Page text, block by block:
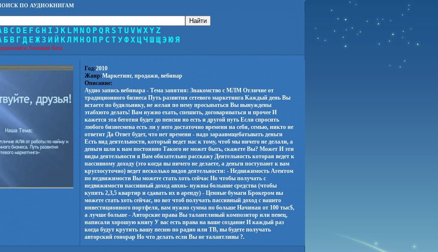
ПО АУДИОКНИГАМ
B C D E F G H I J K L M N O P Q R S T U V WXYZ
Б В Г Д Е Ж З И Й КЛ М Н О П Р С Т УФХ ЦЧ Ш Щ Э ЮЯ
большая база.
Год:2010
Жанр:Маркетинг, продажи, вебинар
Описание:
Аудио запись вебинара - Тема занятия: Знакомство с МЛМ Отличие от
традиционного бизнеса Путь развития сетевого маркетинга Каждый день Вы
встаете по будильнику, не желая по нему просыпаться Вы вынуждены
этабхюто делать! Вам нужно ехать, спешить, договариваться и прочее И
кажется эта беготня будет до пенсии но есть и другой путь Если спросить
любого бизнесмена есть ли у него достаточно времени на себя, семью, никто не
ответит Да Ответ будет, что нет времени - надо зараавмщебатывать деньги
Есть вид деятельности, который ведет нас к тому, чтоб мы ничего не делали, а
деньги шли к нам постоянно Такого не может быть, скажете Вы? Может И эти
виды деятельности я Вам обязательно расскажу Деятельность которая ведет к
пассивному доходу (это когда вы ничего не делаете, а деньги поступают к вам
круглосуточно) ведет несколько видов деятельности: - Недвижимость Агентом
по недвижимости Вы можете стать хоть сейчас Но чтобы получать с
недвижимости пассивный доход авхяь- нужны большие средства (чтобы
купить 2,3,5 квартир и сдавать их в аренду) - Ценные бумаги Брокером вы
можете стать хоть сейчас, но вот чтоб получать пассивный доход с вашего
инвестиционного портфеля, вам нужно сумма по больше Начиная от 100 тыс$,
а лучше больше - Авторские права Вы талантливый композитор или певец,
написали хорошую книгу У вас есть права на ваше создание И каждый раз
когда будут крутить вашу песню по радио или ТВ, вы будете получать
авторский гонорар Но что делать если Вы не талантливы ?.